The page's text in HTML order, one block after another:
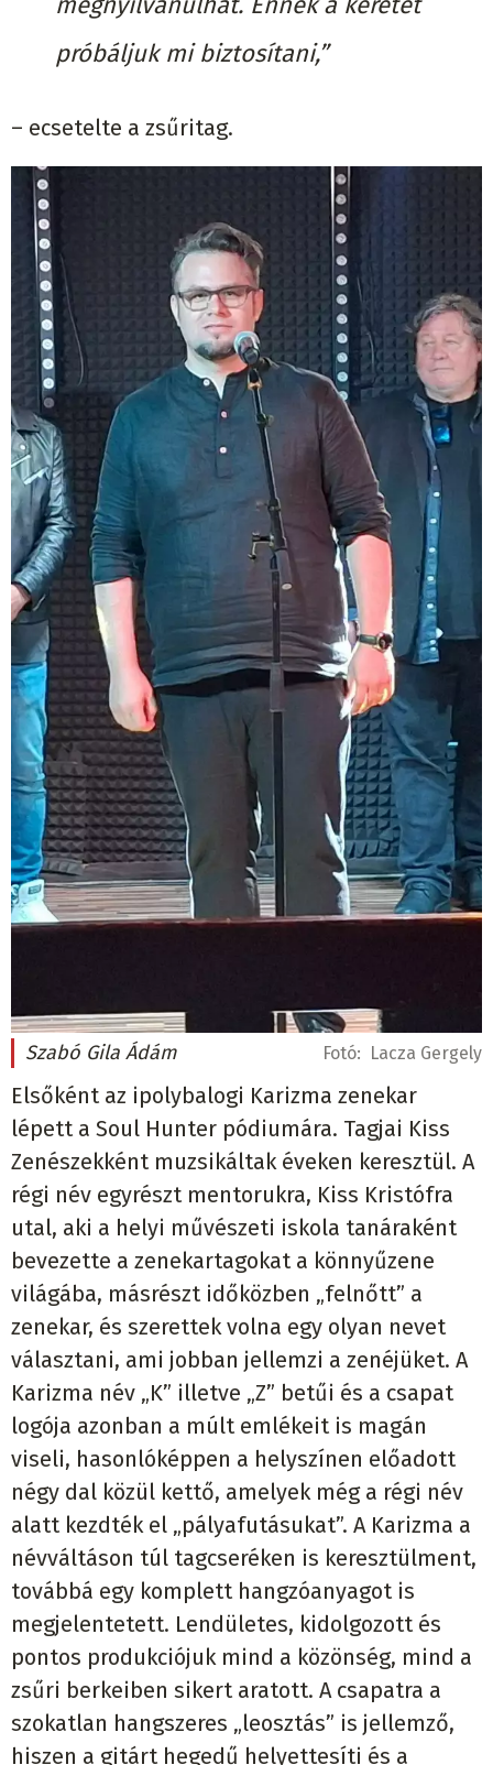
próbáljuk mi biztosítani,”
– ecsetelte a zsűritag.
Szabó Gila Ádám Fotó: Lacza Gergely
Elsőként az ipolybalogi Karizma zenekar
lépett a Soul Hunter pódiumára. Tagjai Kiss
Zenészekként muzsikáltak éveken keresztül. A
régi név egyrészt mentorukra, Kiss Kristófra
utal, aki a helyi művészeti iskola tanáraként
bevezette a zenekartagokat a könnyűzene
világába, másrészt időközben „felnőtt” a
zenekar, és szerettek volna egy olyan nevet
választani, ami jobban jellemzi a zenéjüket. A
Karizma név „K” illetve „Z” betűi és a csapat
logója azonban a múlt emlékeit is magán
viseli, hasonlóképpen a helyszínen előadott
négy dal közül kettő, amelyek még a régi név
alatt kezdték el „pályafutásukat”. A Karizma a
névváltáson túl tagcseréken is keresztülment,
továbbá egy komplett hangzóanyagot is
megjelentetett. Lendületes, kidolgozott és
pontos produkciójuk mind a közönség, mind a
zsűri berkeiben sikert aratott. A csapatra a
szokatlan hangszeres „leosztás” is jellemző,
hiszen a gitárt hegedű helyettesíti és a